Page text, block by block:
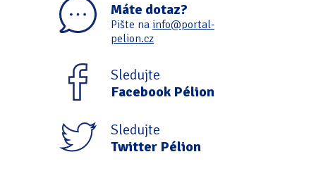
Máte dotaz?
Pište na info@portal-
pelion.cz
Sledujte
Facebook Pélion
Sledujte
Twitter Pélion